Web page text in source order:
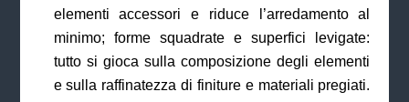
elementi accessori e riduce l’arredamento al
minimo; forme squadrate e superfici levigate:
tutto si gioca sulla composizione degli elementi
e sulla raffinatezza di finiture e materiali pregiati.